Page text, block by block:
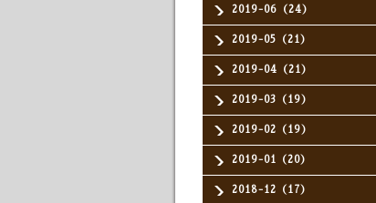
2019-06（24）
2019-05（21）
2019-04（21）
2019-03（19）
2019-02（19）
2019-01（20）
2018-12（17）